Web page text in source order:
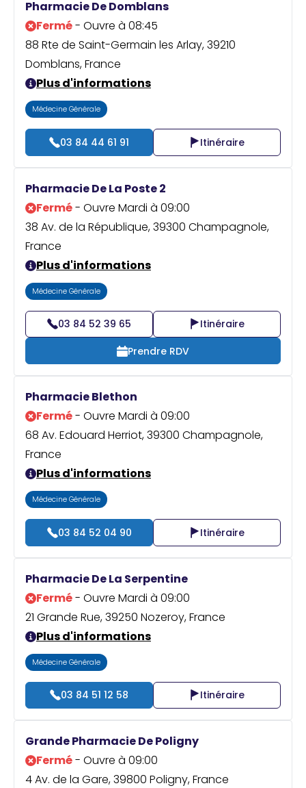
Pharmacie De Domblans
Fermé- Ouvre à 08:45
88 Rte de Saint-Germain les Arlay, 39210
Domblans, France
Plus d'informations
Médecine Générale
03 84 44 61 91 Itinéraire
Pharmacie De La Poste 2
Fermé- Ouvre Mardi à 09:00
38 Av. de la République, 39300 Champagnole,
France
Plus d'informations
Médecine Générale
03 84 52 39 65
Itinéraire
Prendre RDV
Pharmacie Blethon
Fermé- Ouvre Mardi à 09:00
68 Av. Edouard Herriot, 39300 Champagnole,
France
Plus d'informations
Médecine Générale
03 84 52 04 90 Itinéraire
Pharmacie De La Serpentine
Fermé- Ouvre Mardi à 09:00
21 Grande Rue, 39250 Nozeroy, France
Plus d'informations
Médecine Générale
03 84 51 12 58 Itinéraire
Grande Pharmacie De Poligny
Fermé- Ouvre à 09:00
4 Av. de la Gare, 39800 Poligny, France